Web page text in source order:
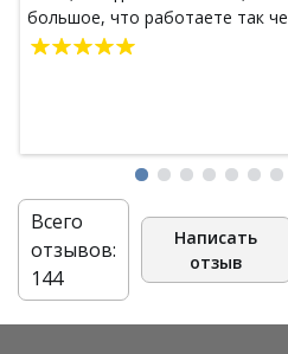
большое, что работаете так
Всего
отзывов:
144
Написать
отзыв